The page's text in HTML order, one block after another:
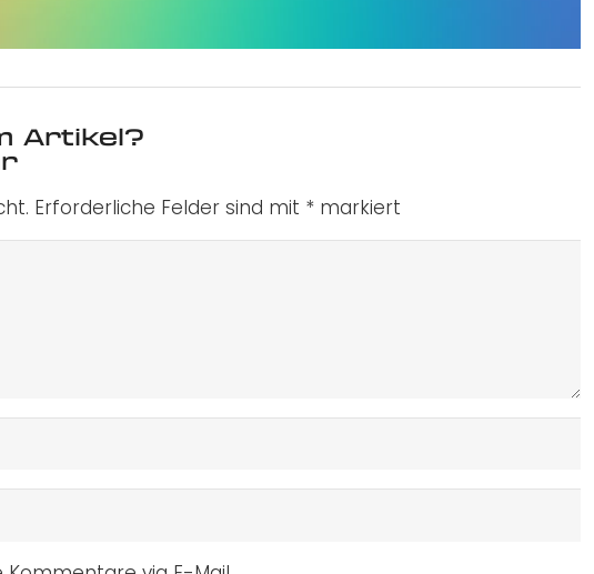
Artikel?
Erforderliche Felder sind mit * markiert